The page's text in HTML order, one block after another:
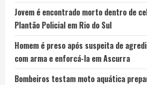
Jovem é encontrado morto dentro de
Plantão Policial em Rio do Sul
Homem é preso após suspeita de
com arma e enforcá-la em Ascurra
Bombeiros testam moto aquática